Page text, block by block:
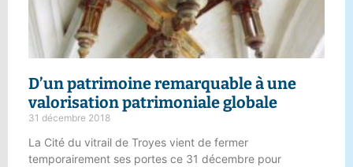
D’unpatrimoine remarquableà une
valorisation patrimoniale globale
31 décembre 2018
La Cité du vitrail de Troyes vient de fermer
temporairement ses portes ce 31 décembre pour